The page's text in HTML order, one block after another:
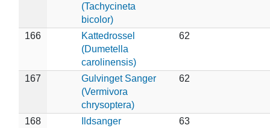
(Tachycineta
bicolor)
166
Kattedrossel
(Dumetella
carolinensis)
62
167
Gulvinget Sanger
(Vermivora
chrysoptera)
62
168
Ildsanger
63